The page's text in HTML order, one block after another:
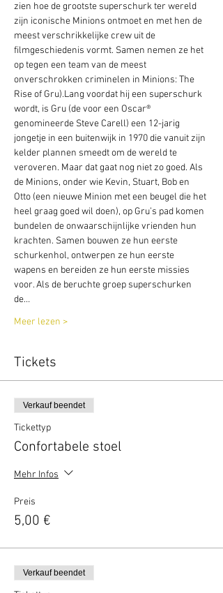
zien hoe de grootste superschurk ter wereld
zijn iconische Minions ontmoet en met hen de
meest verschrikkelijke crew uit de
filmgeschiedenis vormt. Samen nemen ze het
op tegen een team van de meest
onverschrokken criminelen in Minions: The
Rise of Gru).Lang voordat hij een superschurk
wordt, is Gru (de voor een Oscar®
genomineerde Steve Carell) een 12-jarig
jongetje in een buitenwijk in 1970 die vanuit zijn
kelder plannen smeedt om de wereld te
veroveren. Maar dat gaat nog niet zo goed. Als
de Minions, onder wie Kevin, Stuart, Bob en
Otto (een nieuwe Minion met een beugel die het
heel graag goed wil doen), op Gru’s pad komen
bundelen de onwaarschijnlijke vrienden hun
krachten. Samen bouwen ze hun eerste
schurkenhol, ontwerpen ze hun eerste
wapens en bereiden ze hun eerste missies
voor. Als de beruchte groep superschurken
de…
Meer lezen >
Tickets
Verkauf beendet
Tickettyp
Confortabele stoel
Mehr Infos
Preis
5,00 €
Verkauf beendet